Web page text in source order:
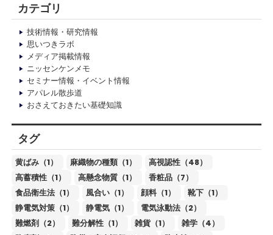
カテゴリ
技術情報・研究情報
思いつきラボ
メディア掲載情報
ニッセンケンメモ
セミナー情報・イベント情報
アパレル散歩道
おさえておきたい基礎知識
タグ
黄ばみ（1） 麻織物の種類（1）
高視認性（48）
高蓄積性（1）
高懸念物質（1）
香粧品（7）
食品衛生法（1）
風合い（1） 顔料（1）
靴下（1）
静電気対策（1）
静電気（1）
電気泳動法（2）
難燃剤（2）
難分解性（1） 雑貨（1）
雑学（4）